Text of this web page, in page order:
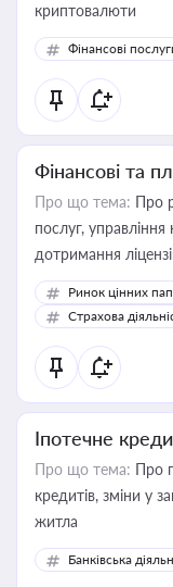
криптовалюти
Фінансові
Фінансові та
Про що тема: Про
послуг, управління коштами, приймання платежів та
дотримання
Ринок цінних
Страхова
Іпотечне
Про що тема: Про
кредитів, зміни у
житла
Банківська